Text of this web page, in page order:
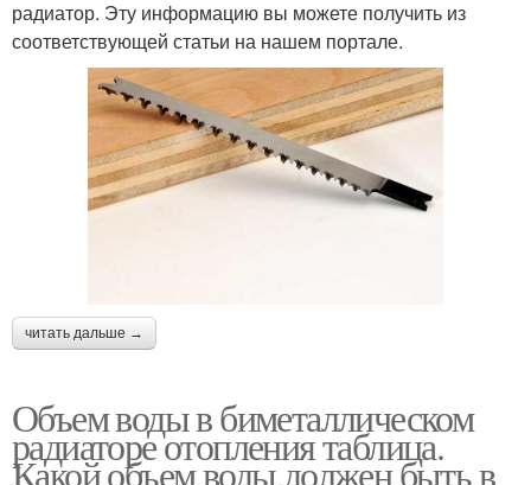
радиатор. Эту информацию вы можете получить из
соответствующей статьи на нашем портале.
читать дальше →
Объем воды в биметаллическом
радиаторе отопления таблица.
Какой объем воды должен быть в